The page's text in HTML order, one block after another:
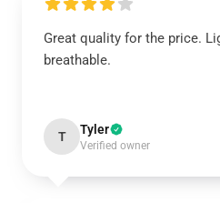
Great quality for the price.
breathable.
T Tyler
Verified owner